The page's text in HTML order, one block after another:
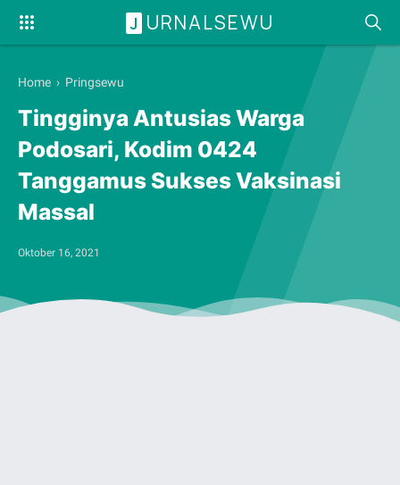
J URNALSEWU
Home › Pringsewu
Tingginya Antusias Warga
Podosari, Kodim 0424
Tanggamus Sukses Vaksinasi
Massal
Oktober 16, 2021